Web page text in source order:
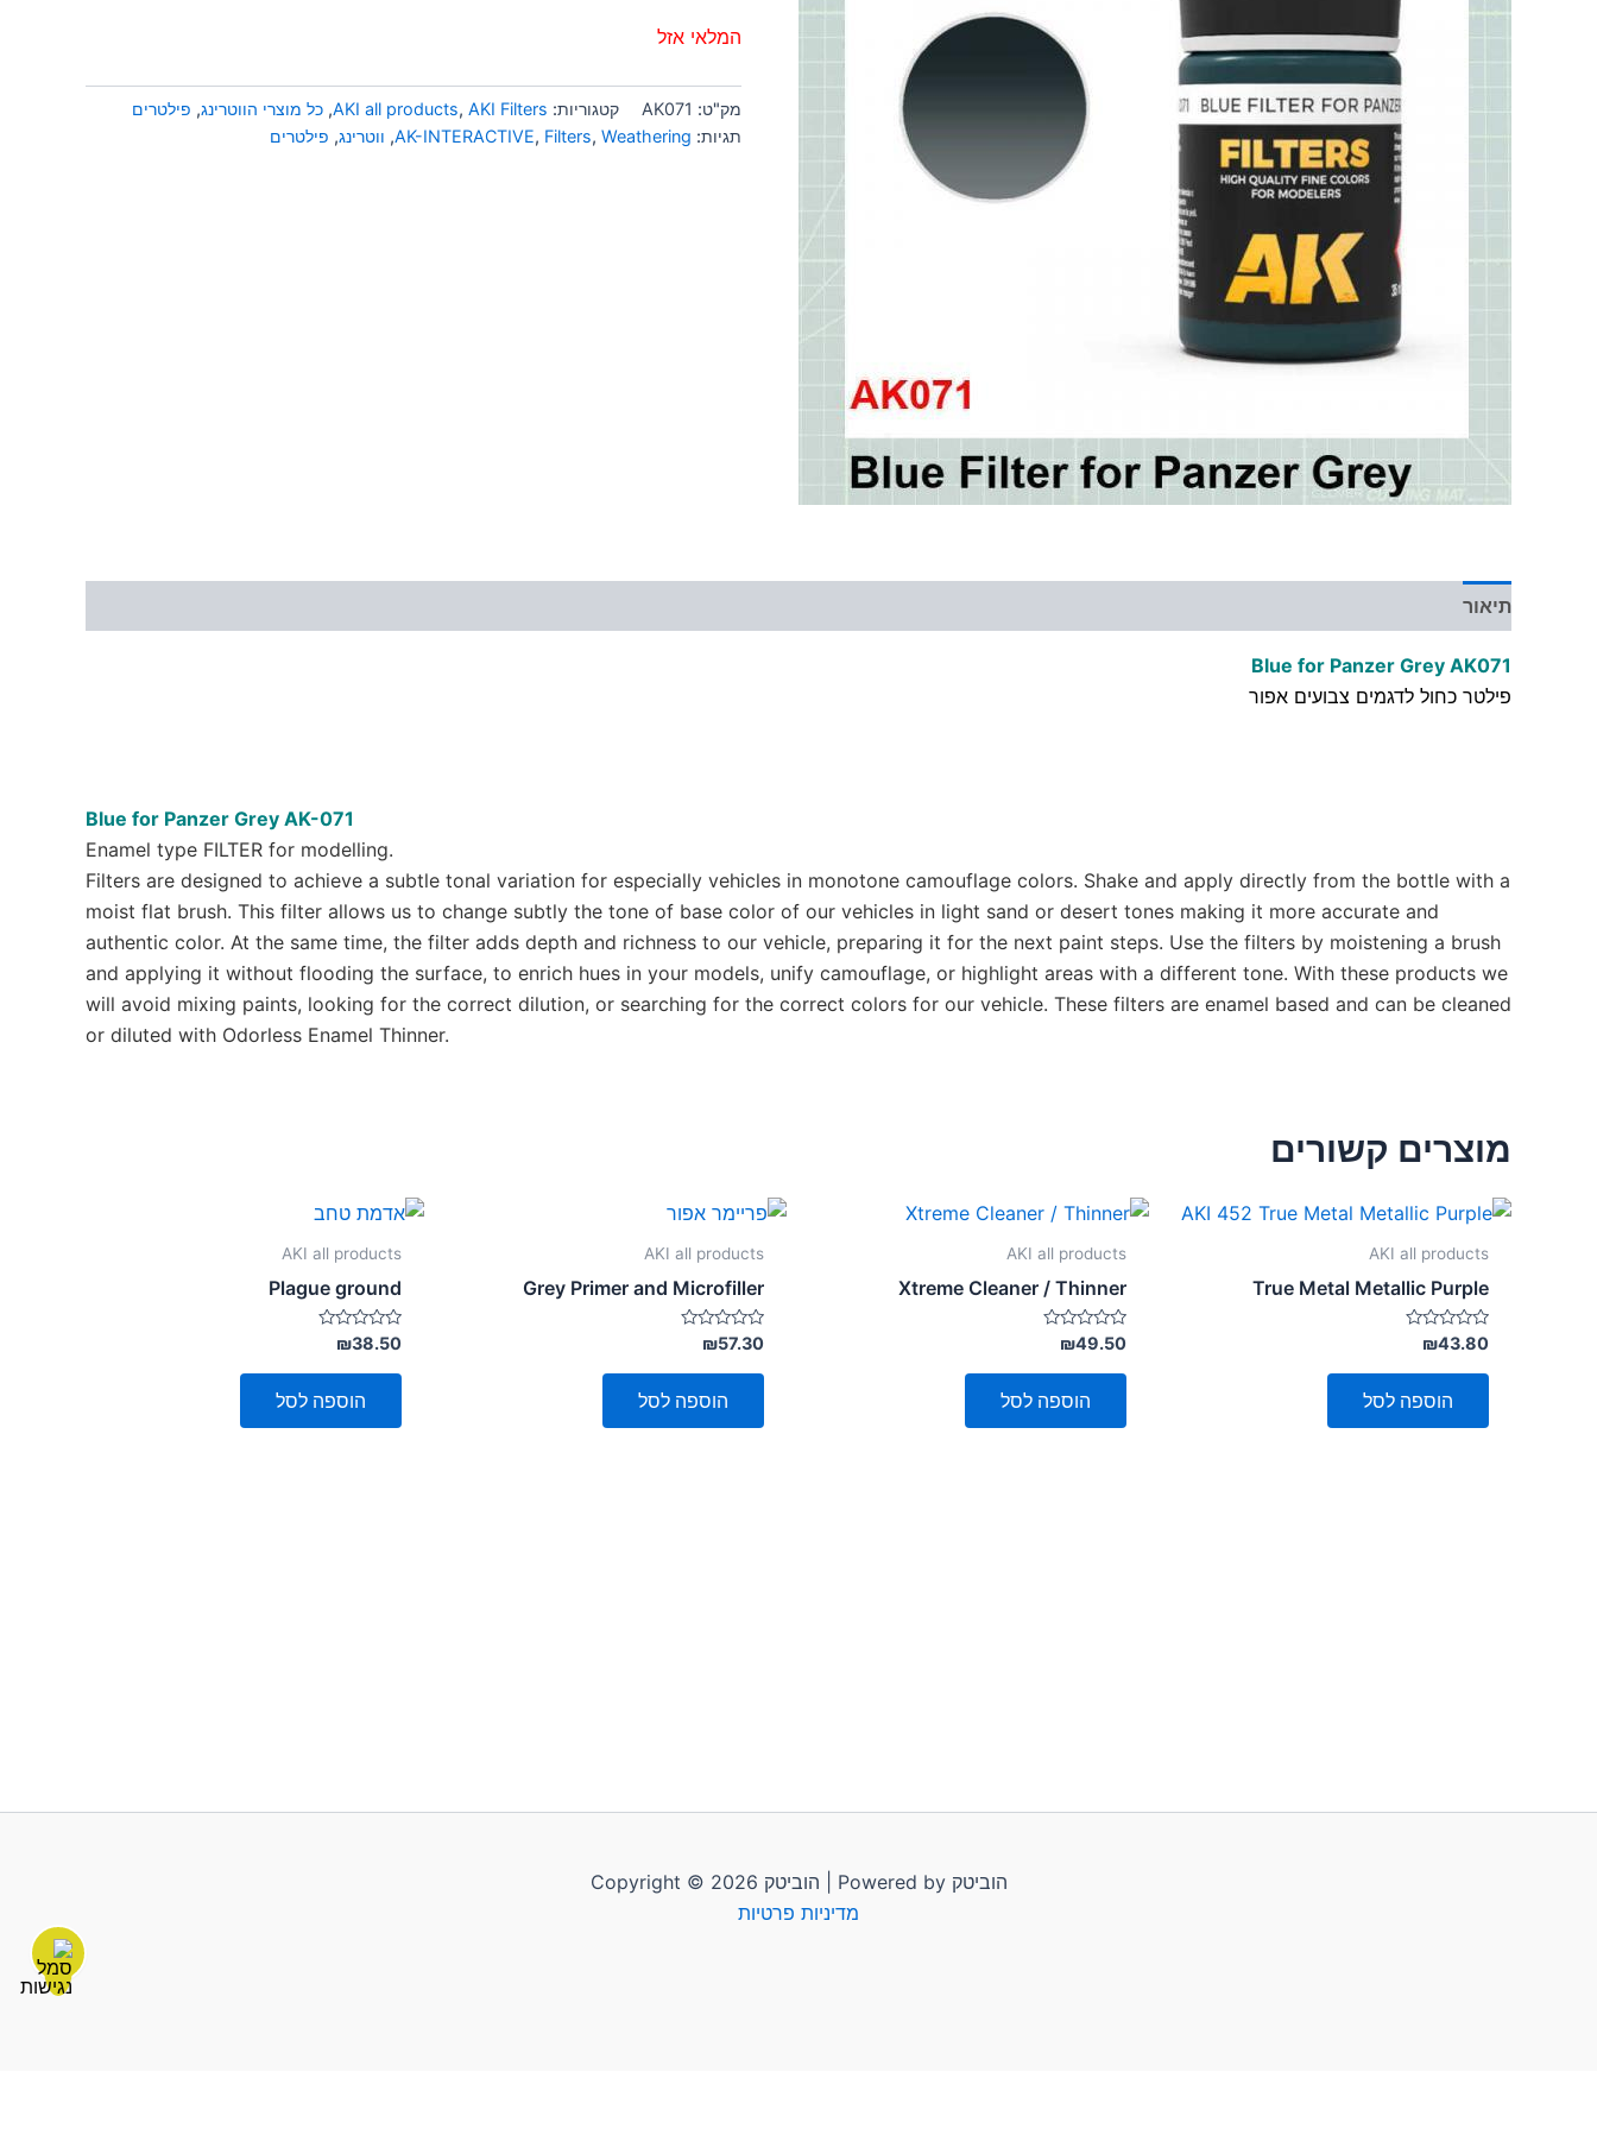
המלאי אזל
מק"ט: AK071 קטגוריות: AKI all products, AKI Filters
, כל מוצרי הווטרינג, פילטרים
תגיות:
AK-INTERACTIVE, Filters, Weathering
, ווטרינג, פילטרים
תיאור
Blue for Panzer Grey AK071
פילטר כחול לדגמים צבועים אפור
Blue for Panzer Grey AK-071
Enamel type FILTER for modelling.
Filters are designed to achieve a subtle tonal variation for especially vehicles in monotone camouflage colors. Shake and apply directly from the bottle with a
moist flat brush. This filter allows us to change subtly the tone of base color of our vehicles in light sand or desert tones making it more accurate and
authentic color. At the same time, the filter adds depth and richness to our vehicle, preparing it for the next paint steps. Use the filters by moistening a brush
and applying it without flooding the surface, to enrich hues in your models, unify camouflage, or highlight areas with a different tone. With these products we
will avoid mixing paints, looking for the correct dilution, or searching for the correct colors for our vehicle. These filters are enamel based and can be cleaned
or diluted with Odorless Enamel Thinner.
מוצרים קשורים
AKI all products
True Metal Metallic Purple
דורג
0
מתוך
₪43.80
הוספה לסל
AKI all products
Xtreme Cleaner / Thinner
דורג
0
מתוך
₪49.50
הוספה לסל
AKI all products
Grey Primer and Microfiller
דורג
0
מתוך
₪57.30
הוספה לסל
AKI all products
Plague ground
דורג
0
מתוך
₪38.50
הוספה לסל
Copyright © 2026 הוביטק | Powered by הוביטק
מדיניות פרטיות